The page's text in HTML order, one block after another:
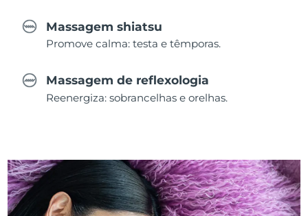
Massagem shiatsu
Promove calma: testa e têmporas.
Massagem de reflexologia
Reenergiza: sobrancelhas e orelhas.